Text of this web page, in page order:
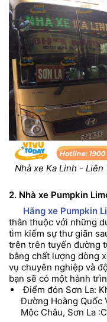
Nhà xe Ka Linh -
2. Nhà xe Pumpkin
Hãng xe Pumpkin
thân thuộc với những
tìm kiếm sự thư giãn
trên trên tuyến đường
bằng chất lượng dòng
vụ chuyên nghiệp và
bạn sẽ có một hành
Điểm đón Sơn La:
Đường Hoàng Quốc
Mộc Châu, Sơn La